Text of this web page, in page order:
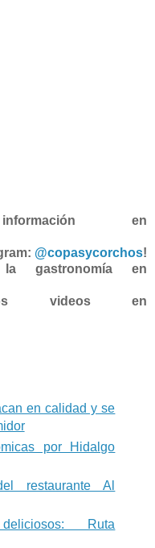
en
@copasycorchos!
gastronomía en
videos en
en calidad y se
por Hidalgo
restaurante Al
Ruta